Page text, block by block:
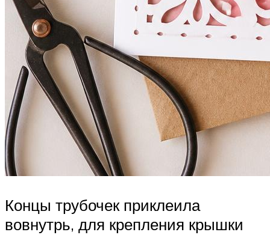
Концы трубочек приклеила
вовнутрь, для крепления крышки